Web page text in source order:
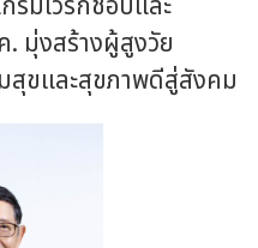
มุ่งสร้างผู้สูงวัย
ขและสุขภาพดีสู่สังคม